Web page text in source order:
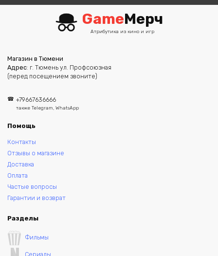
GameМерч
Атрибутика из кино и игр
Магазин в Тюмени
Адрес: г. Тюмень ул. Профсоюзная
(перед посещением звоните)
+79667636666
также Telegram, WhatsApp
Помощь
Контакты
Отзывы о магазине
Доставка
Оплата
Частые вопросы
Гарантии и возврат
Разделы
Фильмы
Сериалы